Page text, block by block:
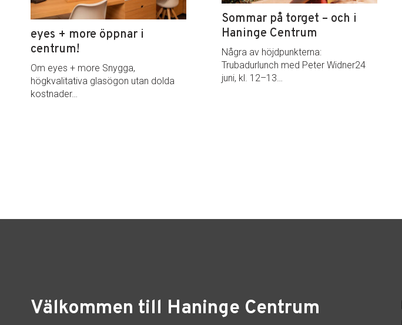
eyes + more öppnar i
centrum!
Om eyes + more Snygga,
högkvalitativa glasögon utan dolda
kostnader…
Sommar på torget – och i
Haninge Centrum
Några av höjdpunkterna:
Trubadurlunch med Peter Widner24
juni, kl. 12–13…
Välkommen till Haninge Centrum